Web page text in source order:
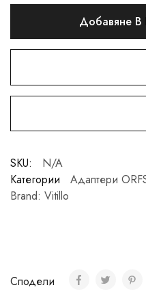
Добавяне В
SKU:
N/A
Категории
Адаптери
Brand: Vitillo
Сподели